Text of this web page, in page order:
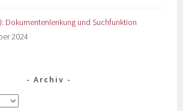
Dokumentenlenkung und Suchfunktion
2024
Archiv